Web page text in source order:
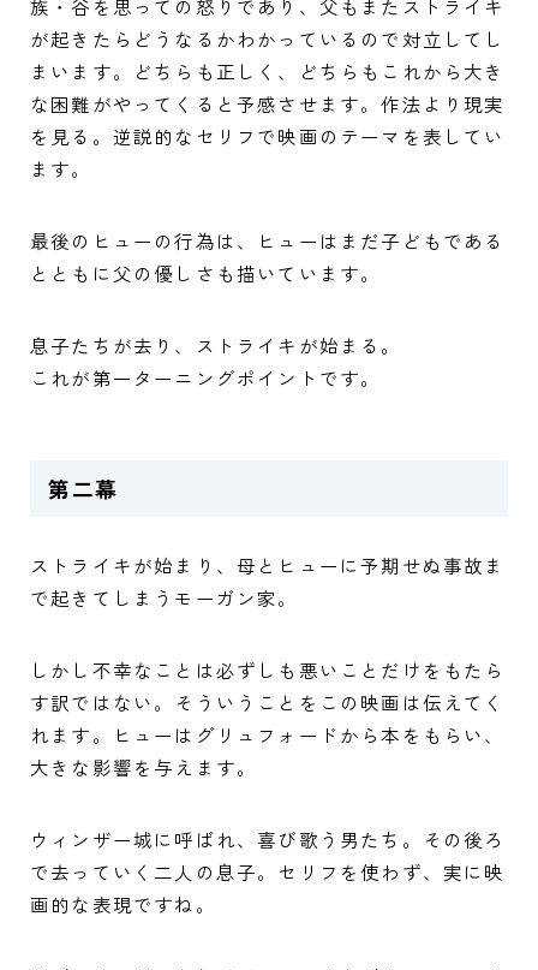
族・谷を思っての怒りであり、父もまたストライキ
が起きたらどうなるかわかっているので対立してし
まいます。どちらも正しく、どちらもこれから大き
な困難がやってくると予感させます。作法より現実
を見る。逆説的なセリフで映画のテーマを表してい
ます。
最後のヒューの行為は、ヒューはまだ子どもである
とともに父の優しさも描いています。
息子たちが去り、ストライキが始まる。
これが第一ターニングポイントです。
第二幕
ストライキが始まり、母とヒューに予期せぬ事故ま
で起きてしまうモーガン家。
しかし不幸なことは必ずしも悪いことだけをもたら
す訳ではない。そういうことをこの映画は伝えてく
れます。ヒューはグリュフォードから本をもらい、
大きな影響を与えます。
ウィンザー城に呼ばれ、喜び歌う男たち。その後ろ
で去っていく二人の息子。セリフを使わず、実に映
画的な表現ですね。